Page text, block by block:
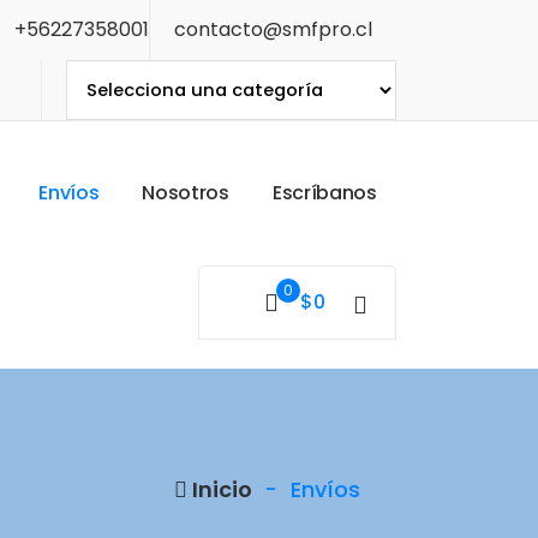
+56227358001 contacto@smfpro.cl
Envíos Nosotros Escríbanos
0 $0
Inicio - Envíos